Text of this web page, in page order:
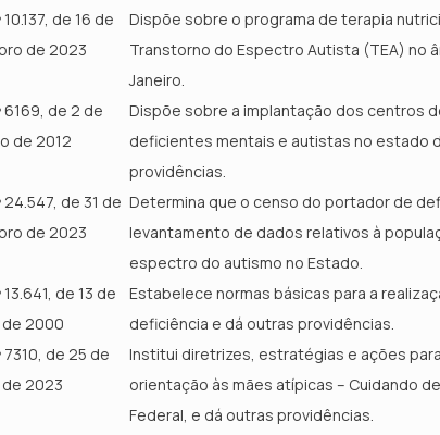
10.137, de 16 de
de 2023
Dispõe sobre o programa de terapia
Transtorno do Espectro Autista (TEA) no
Janeiro.
6169, de 2 de
de 2012
Dispõe sobre a implantação dos centros
deficientes mentais e autistas no estado
providências.
24.547, de 31 de
de 2023
Determina que o censo do portador de
levantamento de dados relativos à
espectro do autismo no Estado.
13.641, de 13 de
de 2000
Estabelece normas básicas para a
deficiência e dá outras providências.
7310, de 25 de
2023
Institui diretrizes, estratégias e ações
orientação às mães atípicas – Cuidando
Federal, e dá outras providências.